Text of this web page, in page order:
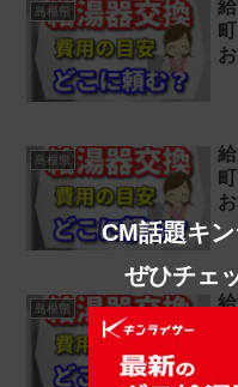
島根県
島根県
島根県
CM話題キ
ぜひチェ